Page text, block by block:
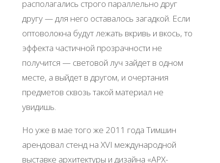
располагались строго параллельно друг
другу — для него оставалось загадкой. Если
оптоволокна будут лежать вкривь и вкось, то
эффекта частичной прозрачности не
получится — световой луч зайдет в одном
месте, а выйдет в другом, и очертания
предметов сквозь такой материал не
увидишь.
Но уже в мае того же 2011 года Тимшин
арендовал стенд на XVI международной
выставке архитектуры и дизайна «АРХ-